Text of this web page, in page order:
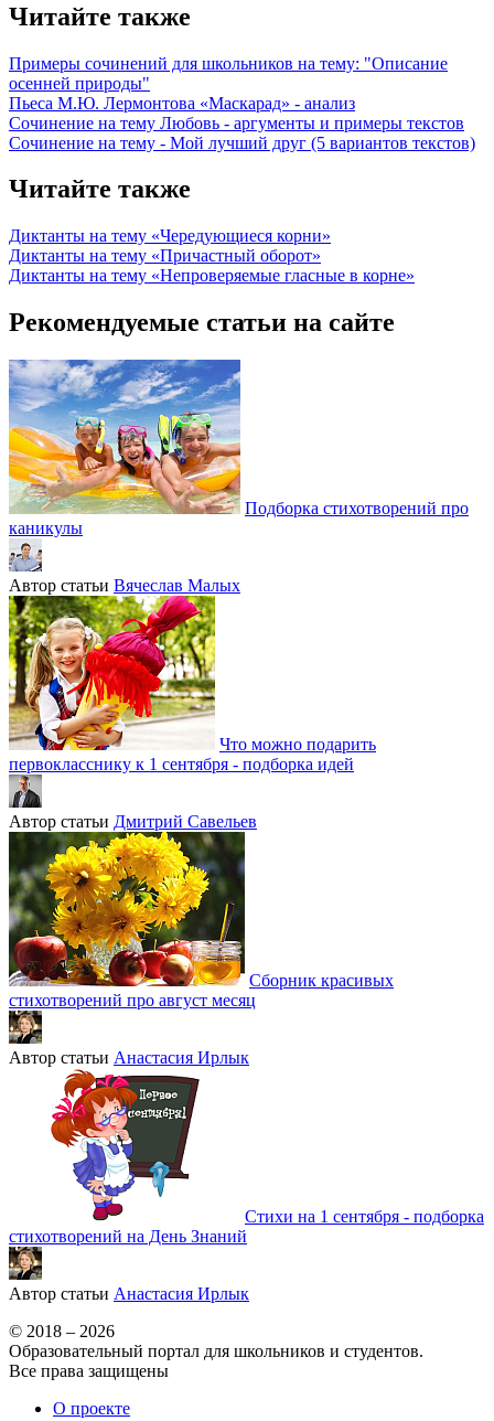
Читайте также
Примеры сочинений для школьников на тему: "Описание
осенней природы"
Пьеса М.Ю. Лермонтова «Маскарад» - анализ
Сочинение на тему Любовь - аргументы и примеры текстов
Сочинение на тему - Мой лучший друг (5 вариантов текстов)
Читайте также
Диктанты на тему «Чередующиеся корни»
Диктанты на тему «Причастный оборот»
Диктанты на тему «Непроверяемые гласные в корне»
Рекомендуемые статьи на сайте
Подборка стихотворений про
каникулы
Автор статьи Вячеслав Малых
Что можно подарить
первокласснику к 1 сентября - подборка идей
Автор статьи Дмитрий Савельев
Сборник красивых
стихотворений про август месяц
Автор статьи Анастасия Ирлык
Стихи на 1 сентября - подборка
стихотворений на День Знаний
Автор статьи Анастасия Ирлык
© 2018 – 2026
Образовательный портал для школьников и студентов.
Все права защищены
О проекте